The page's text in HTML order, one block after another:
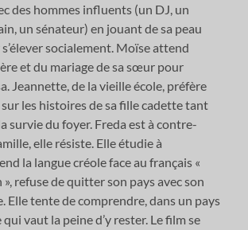
des hommes influents (un DJ, un
un sénateur) en jouant de sa peau
socialement. Moïse attend
et du mariage de sa sœur pour
Jeannette, de la vieille école, préfère
les histoires de sa fille cadette tant
survie du foyer. Freda est à contre-
elle résiste. Elle étudie à
la langue créole face au français «
refuse de quitter son pays avec son
Elle tente de comprendre, dans un pays
vaut la peine d’y rester. Le film se